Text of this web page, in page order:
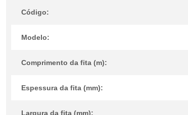
Código:
Modelo:
Comprimento da fita (m):
Espessura da fita (mm):
Largura da fita (mm):